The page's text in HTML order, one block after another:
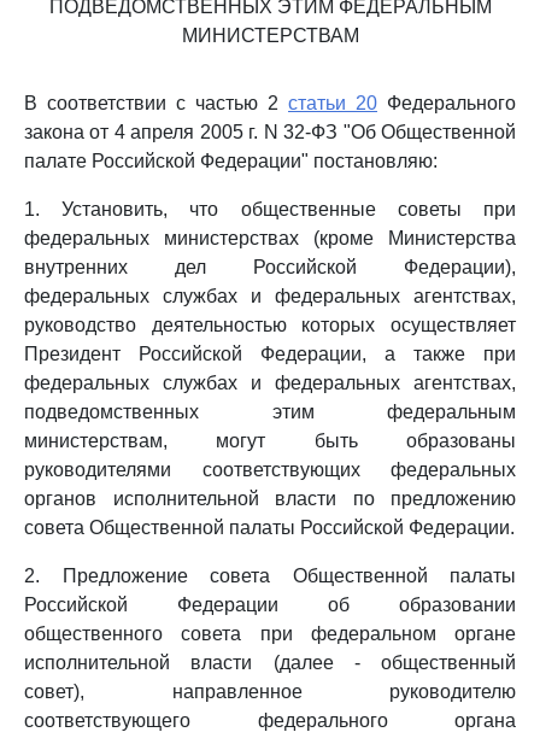
ПОДВЕДОМСТВЕННЫХ ЭТИМ ФЕДЕРАЛЬНЫМ
МИНИСТЕРСТВАМ
В соответствии с частью 2 статьи 20 Федерального
закона от 4 апреля 2005 г. N 32-ФЗ "Об Общественной
палате Российской Федерации" постановляю:
1. Установить, что общественные советы при
федеральных министерствах (кроме Министерства
внутренних дел Российской Федерации),
федеральных службах и федеральных агентствах,
руководство деятельностью которых осуществляет
Президент Российской Федерации, а также при
федеральных службах и федеральных агентствах,
подведомственных этим федеральным
министерствам, могут быть образованы
руководителями соответствующих федеральных
органов исполнительной власти по предложению
совета Общественной палаты Российской Федерации.
2. Предложение совета Общественной палаты
Российской Федерации об образовании
общественного совета при федеральном органе
исполнительной власти (далее - общественный
совет), направленное руководителю
соответствующего федерального органа